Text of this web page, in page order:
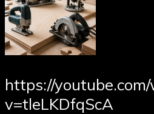
https://
v=tleLKDfqScA